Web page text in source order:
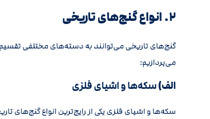
2. انواع گنج‌های تاریخی
گنج‌های تاریخی می‌توانند به دسته‌های مختلفی تقسیم
می‌پردازیم:
الف)سکه‌ها و اشیای فلزی
سکه‌ها و اشیای فلزی یکی از رایج‌ترین انواع گنج‌های